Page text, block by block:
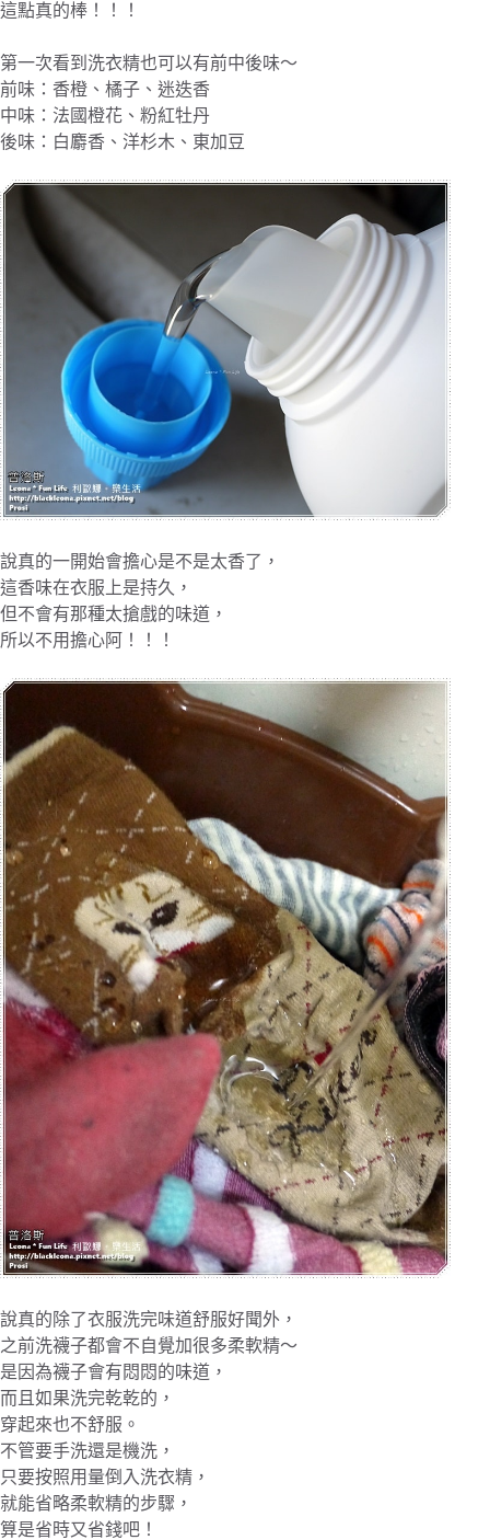
這點真的棒！！！
第一次看到洗衣精也可以有前中後味～
前味：香橙、橘子、迷迭香
中味：法國橙花、粉紅牡丹
後味：白麝香、洋杉木、東加豆
說真的一開始會擔心是不是太香了，
這香味在衣服上是持久，
但不會有那種太搶戲的味道，
所以不用擔心阿！！！
說真的除了衣服洗完味道舒服好聞外，
之前洗襪子都會不自覺加很多柔軟精～
是因為襪子會有悶悶的味道，
而且如果洗完乾乾的，
穿起來也不舒服。
不管要手洗還是機洗，
只要按照用量倒入洗衣精，
就能省略柔軟精的步驟，
算是省時又省錢吧！